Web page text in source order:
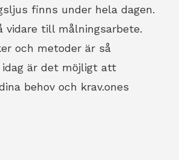
finns under hela dagen.
vidare till målningsarbete.
och metoder är så
idag är det möjligt att
behov och krav.ones